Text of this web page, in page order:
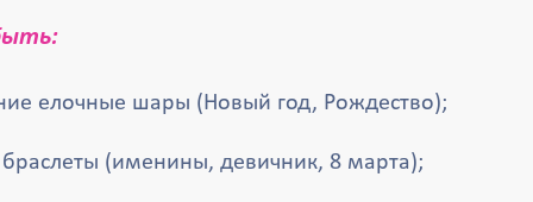
елочные шары (Новый год, Рождество);
(именины, девичник, 8 марта);